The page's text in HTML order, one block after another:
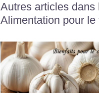
Autres articles dans
Alimentation pour le